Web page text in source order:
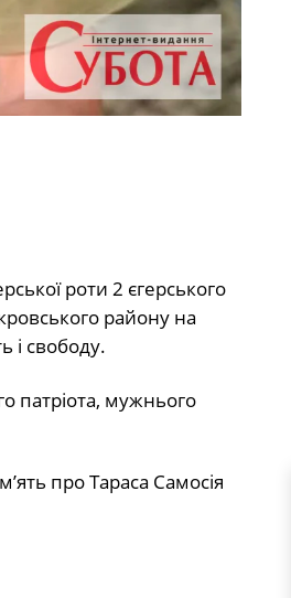
роти 2 єгерського
району на
і свободу.
патріота, мужнього
про Тараса Самосія